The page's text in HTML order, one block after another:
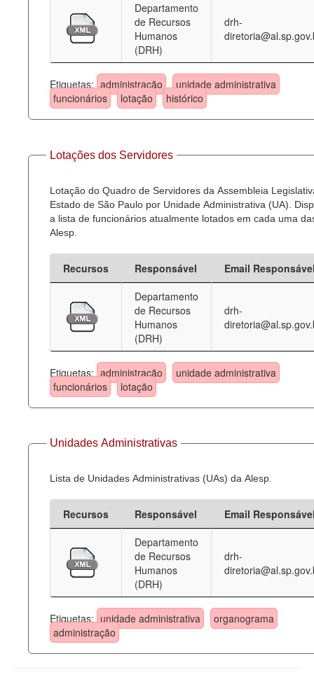
Departamento
de Recursos
Humanos
(DRH)
drh-
Etiquetas: administração
unidade administrativa
funcionários
lotação histórico
Lotações dos Servidores
Lotação do Quadro de Servidores da Assembleia
Estado de São Paulo por Unidade Administrativa (UA).
a lista de funcionários atualmente lotados em cada uma
Alesp.
Recursos Responsável
Email
Departamento
de Recursos
Humanos
(DRH)
drh-
Etiquetas: administração
unidade administrativa
funcionários
lotação
Unidades Administrativas
Lista de Unidades Administrativas (UAs) da Alesp.
Recursos Responsável
Email
Departamento
de Recursos
Humanos
(DRH)
drh-
Etiquetas: unidade administrativa
organograma
administração